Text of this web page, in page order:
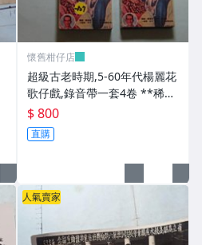
懷舊柑仔店
超級古老時期,5-60年代楊麗花
歌仔戲,錄音帶一套4卷 **稀少
品
$ 800
直購
人氣賣家